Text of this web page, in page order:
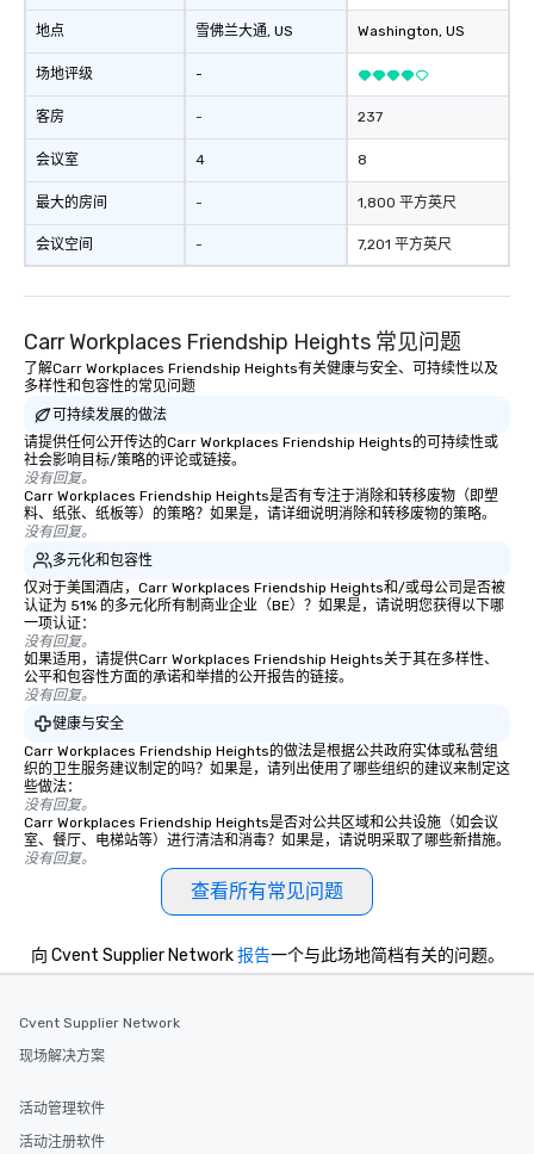
地点
场地评级
客房
会议室
最大的房间
会议空间
雪佛兰大通, US
-
-
4
-
-
Washington, US
237
8
1,800 平方英尺
7,201 平方英尺
Carr Workplaces Friendship Heights 常见问题
了解Carr Workplaces Friendship Heights有关健康与安全、可持续性以及
多样性和包容性的常见问题
可持续发展的做法
请提供任何公开传达的Carr Workplaces Friendship Heights的可持续性或
社会影响目标/策略的评论或链接。
没有回复。
Carr Workplaces Friendship Heights是否有专注于消除和转移废物（即塑
料、纸张、纸板等）的策略？如果是，请详细说明消除和转移废物的策略。
没有回复。
多元化和包容性
仅对于美国酒店，Carr Workplaces Friendship Heights和/或母公司是否被
认证为 51% 的多元化所有制商业企业（BE）？如果是，请说明您获得以下哪
一项认证：
没有回复。
如果适用，请提供Carr Workplaces Friendship Heights关于其在多样性、
公平和包容性方面的承诺和举措的公开报告的链接。
没有回复。
健康与安全
Carr Workplaces Friendship Heights的做法是根据公共政府实体或私营组
织的卫生服务建议制定的吗？如果是，请列出使用了哪些组织的建议来制定这
些做法：
没有回复。
Carr Workplaces Friendship Heights是否对公共区域和公共设施（如会议
室、餐厅、电梯站等）进行清洁和消毒？如果是，请说明采取了哪些新措施。
没有回复。
查看所有常见问题
向 Cvent Supplier Network报告一个与此场地简档有关的问题。
Cvent Supplier Network
现场解决方案
活动管理软件
活动注册软件